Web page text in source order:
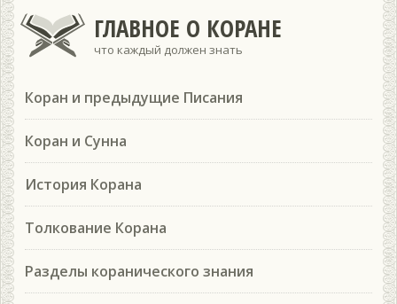
ГЛАВНОЕ О КОРАНЕ
что каждый должен знать
Коран и предыдущие Писания
Коран и Сунна
История Корана
Толкование Корана
Разделы коранического знания